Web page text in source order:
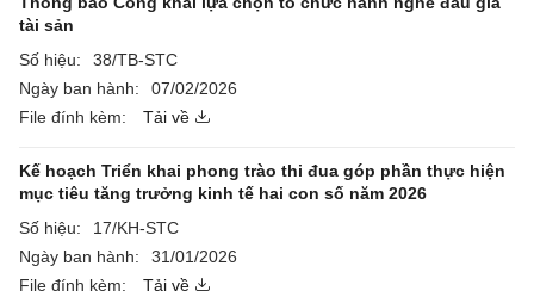
tài sản
Số hiệu:
38/TB-STC
Ngày ban hành:
07/02/2026
File đính kèm:
Tải về
Kế hoạch Triển khai phong trào thi đua góp phần thực hiện
mục tiêu tăng trưởng kinh tế hai con số năm 2026
Số hiệu:
17/KH-STC
Ngày ban hành:
31/01/2026
File đính kèm:
Tải về